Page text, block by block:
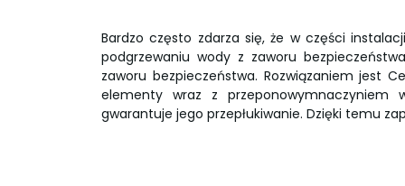
Bardzo często zdarza się, że w części
podgrzewaniu wody z zaworu
zaworu bezpieczeństwa. Rozwiązaniem jest
elementy wraz z przeponowymnaczyniem
gwarantuje jego przepłukiwanie. Dzięki temu